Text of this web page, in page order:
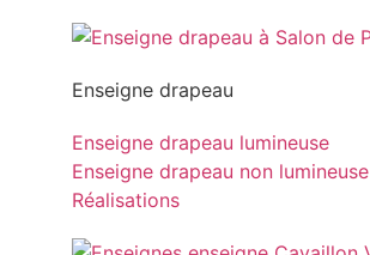
Enseigne drapeau
Enseigne drapeau lumineuse
Enseigne drapeau non lumineuse
Réalisations